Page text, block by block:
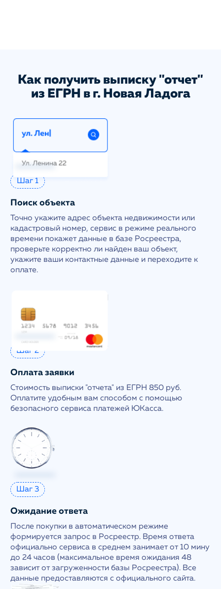
Как получить выписку "отчет"
из ЕГРН в г. Новая Ладога
Шаг 1
Поиск объекта
Точно укажите адрес объекта недвижимости или
кадастровый номер, сервис в режиме реального
времени покажет данные в базе Росреестра,
проверьте корректно ли найден ваш объект,
укажите ваши контактные данные и переходите к
оплате.
Шаг 2
Оплата заявки
Стоимость выписки "отчета" из ЕГРН 850 руб.
Оплатите удобным вам способом с помощью
безопасного сервиса платежей ЮКасса.
Шаг 3
Ожидание ответа
После покупки в автоматическом режиме
формируется запрос в Росреестр. Время ответа
официально сервиса в среднем занимает от 10 мину
до 24 часов (максимальное время ожидания 48
зависит от загруженности базы Росреестра). Все
данные предоставляются с официального сайта.